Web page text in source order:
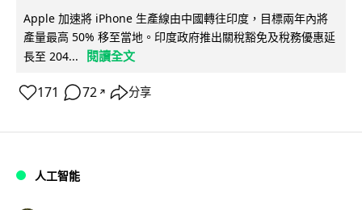
Apple 加速將 iPhone 生產線由中國轉往印度，目標兩年內將
產量最高 50% 移至當地。印度政府推出關稅豁免及稅務優惠延
長至 204...
閱讀全文
171 72 ↗ 分享
人工智能